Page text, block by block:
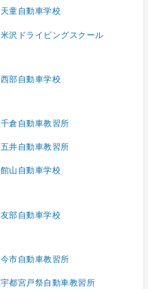
天童自動車学校
米沢ドライビングスクール
西部自動車学校
千倉自動車教習所
五井自動車教習所
館山自動車学校
友部自動車学校
今市自動車教習所
宇都宮戸祭自動車教習所